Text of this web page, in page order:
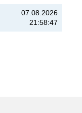
07.08.2026
21:58:47